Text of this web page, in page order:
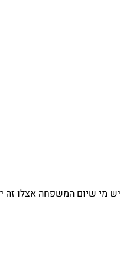
מי שיום המשפחה אצלו זה